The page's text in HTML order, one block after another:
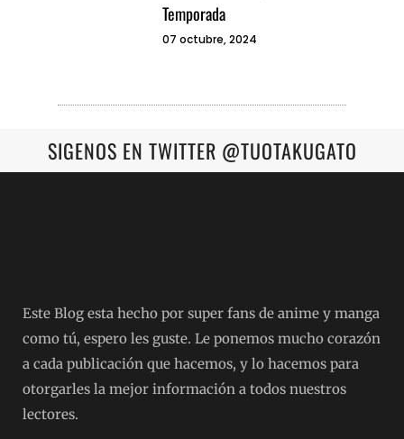
Temporada
07 octubre, 2024
SIGENOS EN TWITTER @TUOTAKUGATO
Este Blog esta hecho por super fans de anime y manga
como tú, espero les guste. Le ponemos mucho corazón
a cada publicación que hacemos, y lo hacemos para
otorgarles la mejor información a todos nuestros
lectores.